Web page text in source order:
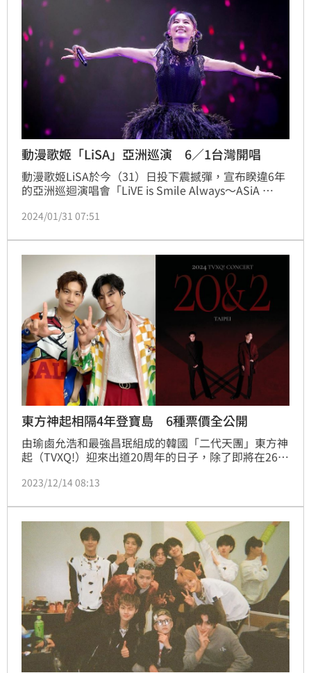
動漫歌姬「LiSA」亞洲巡演 6／1台灣開唱
動漫歌姬LiSA於今（31）日投下震撼彈，宣布睽違6年
的亞洲巡迴演唱會「LiVE is Smile Always〜ASiA
體育館開唱。
2024/01/31 07:51
東方神起相隔4年登寶島 6種票價全公開
由瑜鹵允浩和最強昌珉組成的韓國「二代天團」東方神
起（TVXQ!）迎來出道20周年的日子，除了即將在26日
開「2024 TVXQ! CONCERT [20&2]」亞洲巡迴演唱
相當期待。今（14日）主辦單位也釋出票價、購票訊
息，而最備受關注的搶票日期也曝光了。
2023/12/14 08:13